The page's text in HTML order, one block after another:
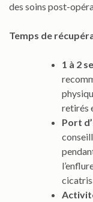
des soins post-
Temps de
1 à 2
retirés
Port